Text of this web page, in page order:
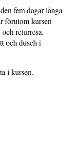
fem dagar långa
förutom kursen
returresa.
och dusch i
i kursen.